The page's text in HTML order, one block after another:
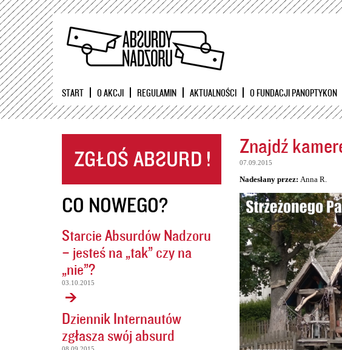
START O AKCJI REGULAMIN AKTUALNOŚCI O FUNDACJI PANOPTYKON
CO NOWEGO?
Starcie Absurdów Nadzoru
– jesteś na „tak” czy na
„nie”?
03.10.2015
Dziennik Internautów
zgłasza swój absurd
Znajdź
07.09.2015
Nadesłany przez: Anna R.